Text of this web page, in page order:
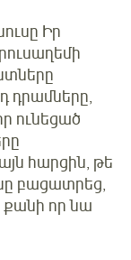
Իր
դրամները,
ունեցած
հարցին, թե
բացատրեց,
քանի որ նա